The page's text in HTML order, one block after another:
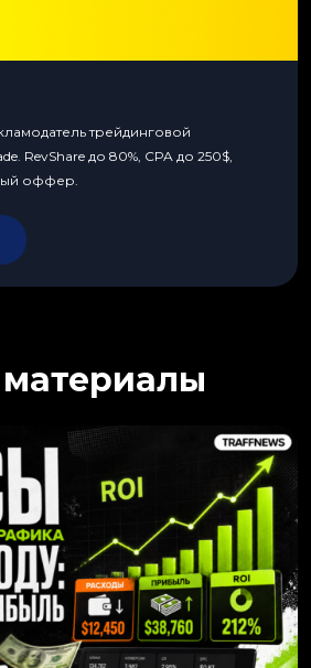
трейдинговой
RevShare до 80%, CPA до 250$,
оффер.